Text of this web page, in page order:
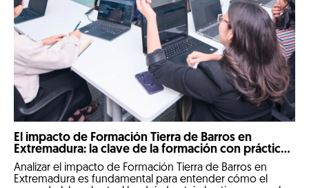
El impacto de Formación Tierra de Barros en
Extremadura: la clave de la formación con prácticas
reales
Analizar el impacto de Formación Tierra de Barros en
Extremadura es fundamental para entender cómo el